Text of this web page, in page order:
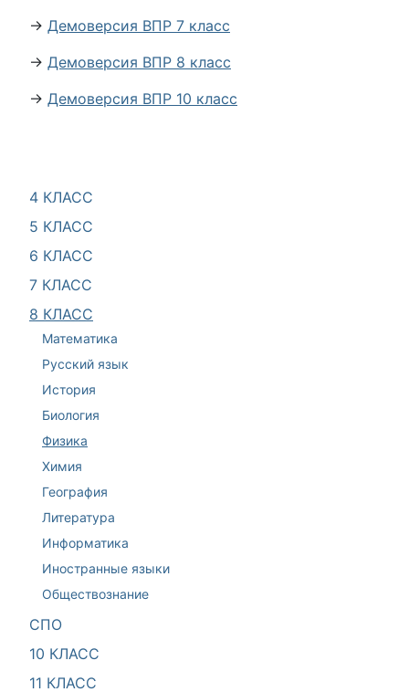
4 КЛАСС
5 КЛАСС
6 КЛАСС
7 КЛАСС
8 КЛАСС
Математика
Русский язык
История
Биология
Физика
Химия
География
Литература
Информатика
Иностранные языки
Обществознание
СПО
10 КЛАСС
11 КЛАСС
→ Демоверсия ВПР 7 класс
→ Демоверсия ВПР 8 класс
→ Демоверсия ВПР 10 класс